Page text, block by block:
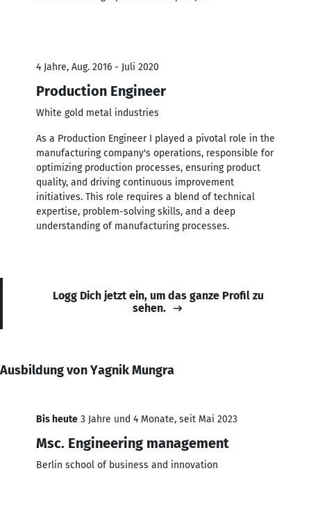
4 Jahre, Aug. 2016 - Juli 2020
Production Engineer
White gold metal industries
As a Production Engineer I played a pivotal role in the
manufacturing company's operations, responsible for
optimizing production processes, ensuring product
quality, and driving continuous improvement
initiatives. This role requires a blend of technical
expertise, problem-solving skills, and a deep
understanding of manufacturing processes.
Logg Dich jetzt ein, um das ganze Profil zu
sehen.
Ausbildung von Yagnik Mungra
Bis heute 3 Jahre und 4 Monate, seit Mai 2023
Msc. Engineering management
Berlin school of business and innovation